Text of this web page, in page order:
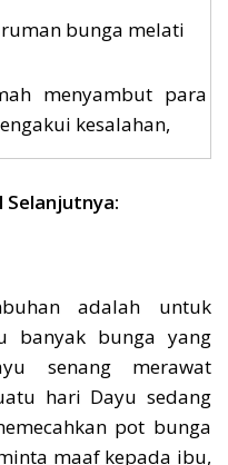
bunga melati
menyambut para
kesalahan,
Selanjutnya:
adalah untuk
banyak bunga yang
senang merawat
hari Dayu sedang
pot bunga
maaf kepada ibu,